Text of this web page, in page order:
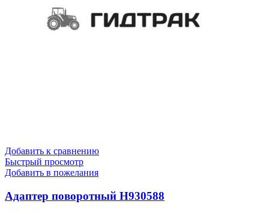
Добавить к сравнению
Быстрый просмотр
Добавить в пожелания
Адаптер поворотный Н930588